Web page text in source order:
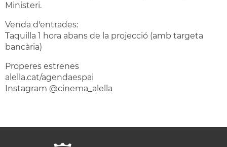
Ministeri.
Venda d'entrades:
Taquilla 1 hora abans de la projecció (amb targeta
bancària)
Properes estrenes
alella.cat/agendaespai
Instagram @cinema_alella